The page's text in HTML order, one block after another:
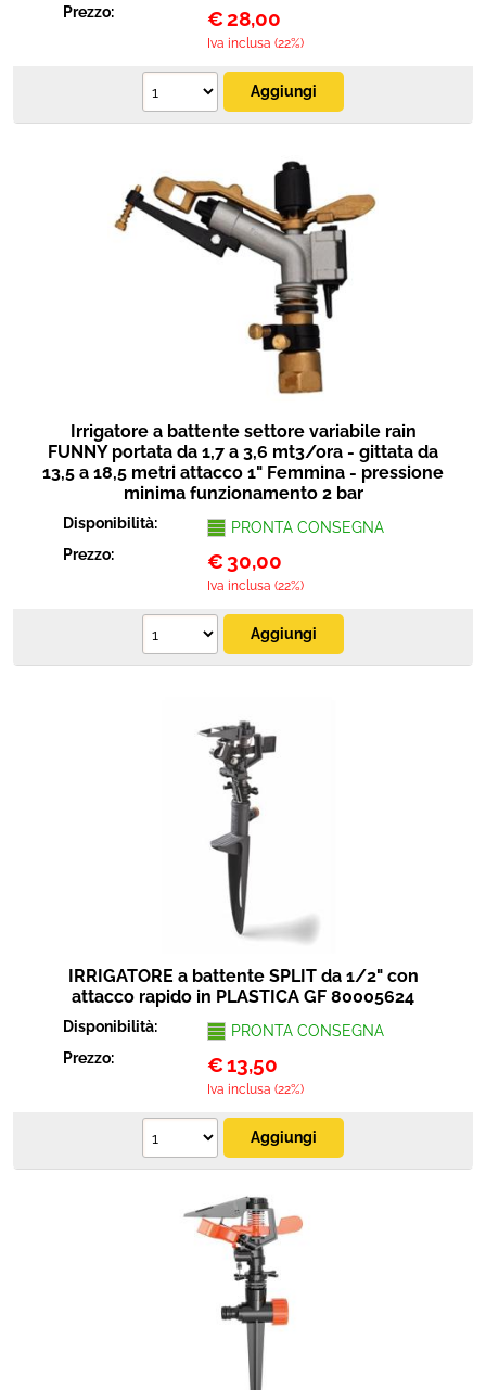
Prezzo: €28,00
Iva inclusa (22%)
Irrigatore a battente settore variabile rain
FUNNY portata da 1,7 a 3,6 mt3/ora - gittata da
13,5 a 18,5 metri attacco 1" Femmina - pressione
minima funzionamento 2 bar
Disponibilità:
PRONTA CONSEGNA
Prezzo:
€ 30,00
Iva inclusa (22%)
IRRIGATORE a battente SPLIT da 1/2" con
attacco rapido in PLASTICA GF 80005624
Disponibilità:
PRONTA CONSEGNA
Prezzo:
€13,50
Iva inclusa (22%)